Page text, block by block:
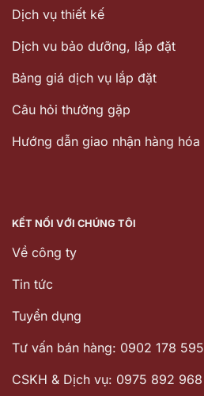
Dịch vụ thiết kế
Dịch vu bảo dưỡng, lắp đặt
Bảng giá dịch vụ lắp đặt
Câu hỏi thường gặp
Hướng dẫn giao nhận hàng hóa
KẾT NỐI VỚI CHÚNG TÔI
Về công ty
Tin tức
Tuyển dụng
Tư vấn bán hàng: 0902 178 595
CSKH & Dịch vụ: 0975 892 968